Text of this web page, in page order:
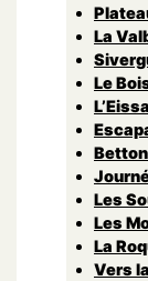
La
Le
Les
Les
La
Vers